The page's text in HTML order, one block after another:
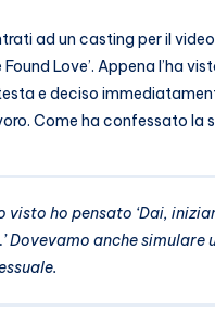
ad un casting per il
Love’. Appena l’ha
e deciso
Come ha confessato la
visto ho pensato ‘Dai,
Dovevamo anche simulare